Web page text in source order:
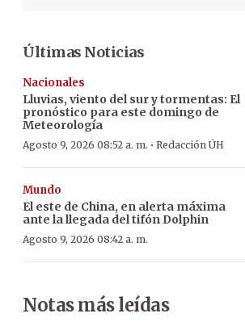
Últimas Noticias
Nacionales
Lluvias, viento del sur y tormentas: El
pronóstico para este domingo de
Meteorología
Agosto 9, 2026 08:52 a. m. · Redacción ÚH
Mundo
El este de China, en alerta máxima
ante la llegada del tifón Dolphin
Agosto 9, 2026 08:42 a. m.
Notas más leídas